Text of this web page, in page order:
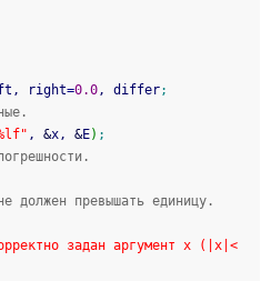
right=0.0, differ;
, &x, &E) ;
должен превышать единицу.
задан аргумент x (|x|<